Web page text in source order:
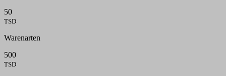
50
TSD
Warenarten
500
TSD